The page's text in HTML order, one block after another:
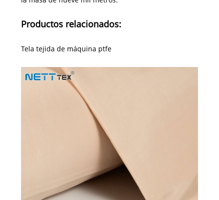
Productos relacionados:
Tela tejida de máquina ptfe